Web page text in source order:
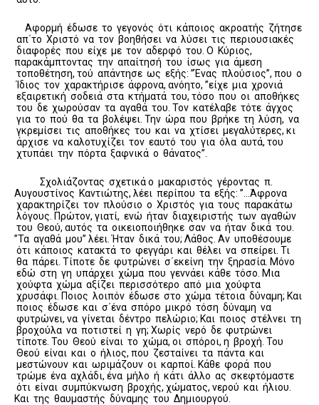
Αφορμή έδωσε το γεγονός ότι κάποιος ακροατής ζήτησε
απ΄το Χριστό να τον βοηθήσει να λύσει τις περιουσιακές
διαφορές που είχε με τον αδερφό του. Ο Κύριος,
παρακάμπτοντας την απαίτησή του ίσως για άμεση
τοποθέτηση, τού απάντησε ως εξής: ”Ένας πλούσιος”, που ο
Ίδιος τον χαρακτήρισε άφρονα, ανόητο, ”είχε μια χρονιά
εξαιρετική σοδειά στα κτήματά του, τόσο που οι αποθήκες
του δε χωρούσαν τα αγαθά του. Τον κατέλαβε τότε άγχος
για το πού θα τα βολέψει. Την ώρα που βρήκε τη λύση, να
γκρεμίσει τις αποθήκες του και να χτίσει μεγαλύτερες, κι
άρχισε να καλοτυχίζει τον εαυτό του για όλα αυτά, του
χτυπάει την πόρτα ξαφνικά ο θάνατος”.
Σχολιάζοντας σχετικά ο μακαριστός γέροντας π.
Αυγουστίνος Καντιώτης, λέει περίπου τα εξής: ”…Άφρονα
χαρακτηρίζει τον πλούσιο ο Χριστός για τους παρακάτω
λόγους. Πρώτον, γιατί, ενώ ήταν διαχειριστής των αγαθών
του Θεού, αυτός τα οικειοποιήθηκε σαν να ήταν δικά του.
”Τα αγαθά μου” λέει. Ήταν δικά του; Λάθος. Αν υποθέσουμε
ότι κάποιος κατακτά το φεγγάρι και θέλει να σπείρει. Τι
θα πάρει. Τίποτε δε φυτρώνει σ΄εκείνη την ξηρασία. Μόνο
εδώ στη γη υπάρχει χώμα που γεννάει κάθε τόσο. Μια
χούφτα χώμα αξίζει περισσότερο από μια χούφτα
χρυσάφι. Ποιος λοιπόν έδωσε στο χώμα τέτοια δύναμη; Και
ποιος έδωσε και σ΄ένα σπόρο μικρό τόση δύναμη να
φυτρώνει, να γίνεται δέντρο πελώριο; Και ποιος στέλνει τη
βροχούλα να ποτιστεί η γη; Χωρίς νερό δε φυτρώνει
τίποτε. Του Θεού είναι το χώμα, οι σπόροι, η βροχή. Του
Θεού είναι και ο ήλιος, που ζεσταίνει τα πάντα και
μεστώνουν και ωριμάζουν οι καρποί. Κάθε φορά που
τρώμε ένα αχλάδι, ένα μήλο ή κάτι άλλο ας σκεφτόμαστε
ότι είναι συμπύκνωση βροχής, χώματος, νερού και ήλιου.
Και της θαυμαστής δύναμης του Δημιουργού.